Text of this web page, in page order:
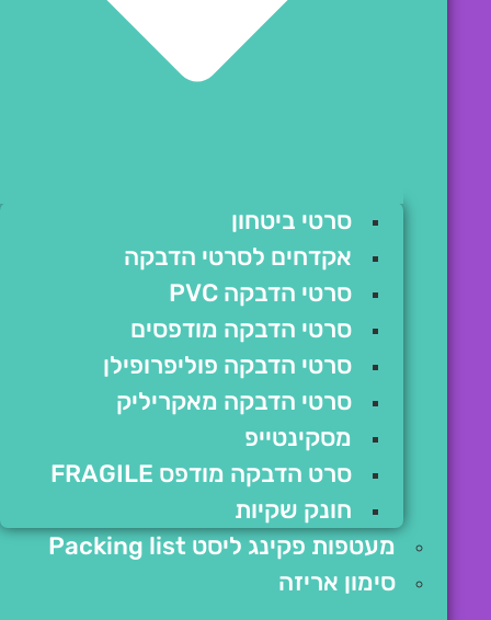
סרטי ביטחון
אקדחים לסרטי הדבקה
סרטי הדבקה PVC
סרטי הדבקה מודפסים
סרטי הדבקה פוליפרופילן
סרטי הדבקה מאקריליק
מסקינטייפ
סרט הדבקה מודפס FRAGILE
חונק שקיות
מעטפות פקינג ליסט Packing list
סימון אריזה